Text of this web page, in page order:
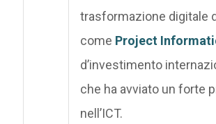
trasformazione digitale
come Project
d’investimento
che ha avviatoun forte
nell’ICT.